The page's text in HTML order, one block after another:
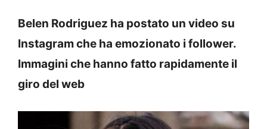
Belen Rodriguez ha postato un video su
Instagram che ha emozionato i follower.
Immagini che hanno fatto rapidamente il
giro del web